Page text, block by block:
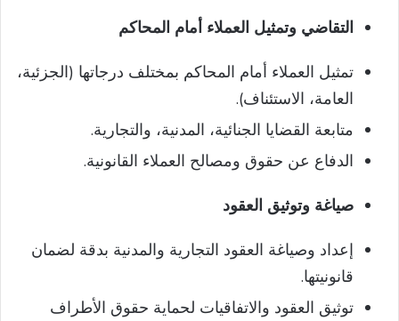
التقاضي وتمثيل العملاء أمام المحاكم
تمثيل العملاء أمام المحاكم بمختلف درجاتها (الجزئية،
العامة، الاستئناف).
متابعة القضايا الجنائية، المدنية، والتجارية.
الدفاع عن حقوق ومصالح العملاء القانونية.
صياغة وتوثيق العقود
إعداد وصياغة العقود التجارية والمدنية بدقة لضمان
قانونيتها.
توثيق العقود والاتفاقيات لحماية حقوق الأطراف